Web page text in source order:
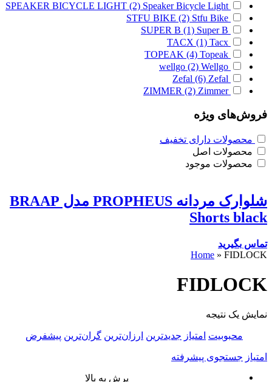
SPEAKER BICYCLE LIGHT (2) Speaker Bicycle Light
STFU BIKE (2) Stfu Bike
SUPER B (1) Super B
TACX (1) Tacx
TOPEAK (4) Topeak
wellgo (2) Wellgo
Zefal (6) Zefal
ZIMMER (2) Zimmer
فروش‌های ویژه
محصولات دارای تخفیف
محصولات اصل
محصولات موجود
شلوارک مردانه PROPHEUS مدل BRAAP
Shorts black
تماس بگیرید
Home » FIDLOCK
FIDLOCK
نمایش یک نتیجه
محبوبیت امتیاز جدیدترین ارزان‌ترین گران‌ترین پیشفرض
امتیاز جستجوی پیشرفته
پرش به بالا